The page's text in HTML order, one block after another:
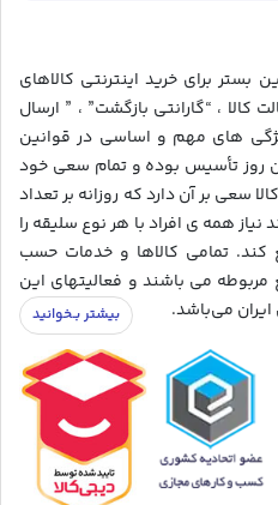
بستر برای خرید اینترنتی کالاهای
کالا ، “گارانتی بازگشت” ، ” ارسال
های مهم و اساسی در قوانین
روز تأسیس بوده و تمام سعی خود
سعی بر آن دارد که روزانه بر تعداد
نیاز همه ی افراد با هر نوع سلیقه را
کند. تمامی کالاها و خدمات حسب
مربوطه می باشند و فعالیتهای این
می‌باشد.